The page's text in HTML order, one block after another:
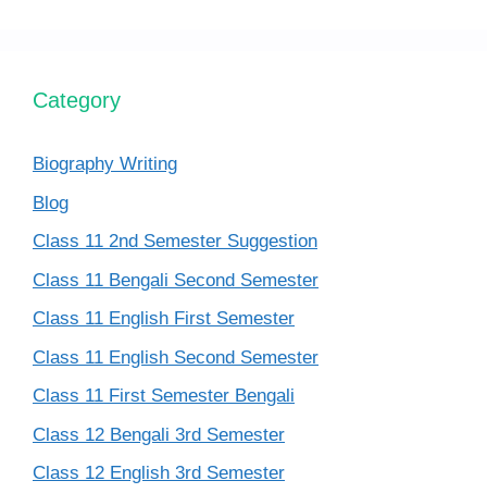
Category
Biography Writing
Blog
Class 11 2nd Semester Suggestion
Class 11 Bengali Second Semester
Class 11 English First Semester
Class 11 English Second Semester
Class 11 First Semester Bengali
Class 12 Bengali 3rd Semester
Class 12 English 3rd Semester